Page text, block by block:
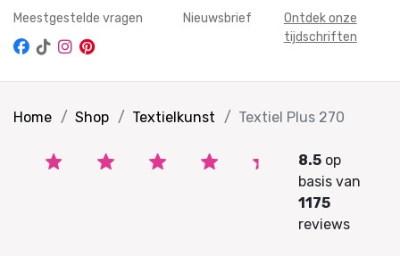
Meestgestelde vragen Nieuwsbrief
Ontdek onze
tijdschriften
Home Shop Textielkunst Textiel Plus 270
8.5op
basis van
1175
reviews